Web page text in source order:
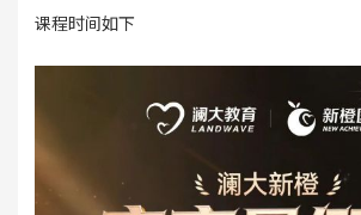
课程时间如下